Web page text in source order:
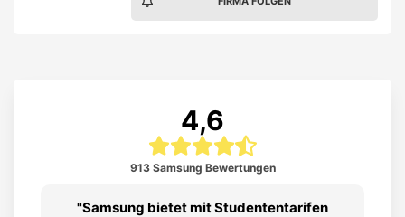
4,6
913 Samsung Bewertungen
Samsung bietet mit Studententarifen